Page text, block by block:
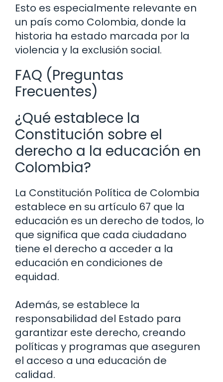
Esto es especialmente relevante en
un país como Colombia, donde la
historia ha estado marcada por la
violencia y la exclusión social.
FAQ (Preguntas
Frecuentes)
¿Qué establece la
Constitución sobre el
derecho a la educación en
Colombia?
La Constitución Política de Colombia
establece en su artículo 67 que la
educación es un derecho de todos, lo
que significa que cada ciudadano
tiene el derecho a acceder a la
educación en condiciones de
equidad.
Además, se establece la
responsabilidad del Estado para
garantizar este derecho, creando
políticas y programas que aseguren
el acceso a una educación de
calidad.